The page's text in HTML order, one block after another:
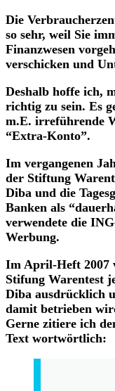
Die
so sehr, weil Sie
Finanzwesen
verschicken und
Deshalb hoffe ich,
richtig zu sein. Es
m.E. irreführende
“Extra-Konto”.
Im vergangenen
der Stiftung
Diba und die
Banken als
verwendete die
Werbung.
Im April-Heft 2007
Stifung Warentest
Diba ausdrücklich
damit betrieben
Gerne zitiere ich
Text wortwörtlich: